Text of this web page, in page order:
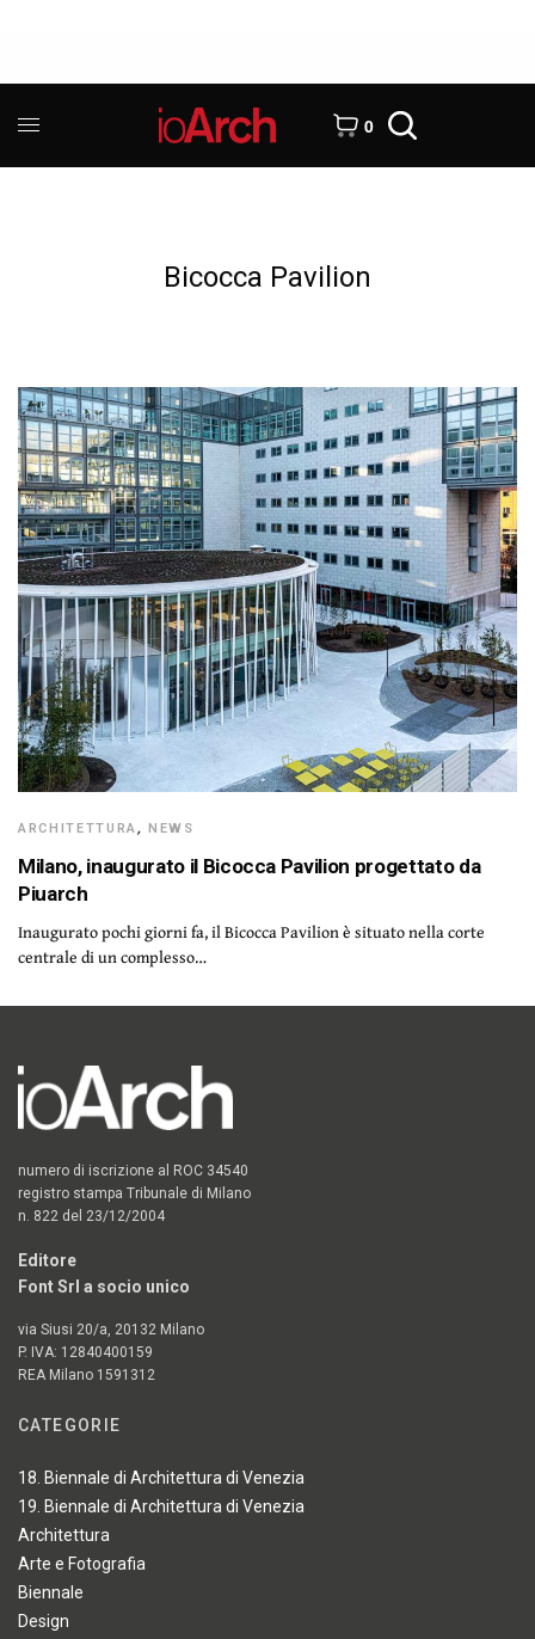
0
Bicocca Pavilion
ARCHITETTURA,NEWS
Milano, inaugurato il Bicocca Pavilion progettato da
Piuarch
Inaugurato pochi giorni fa, il Bicocca Pavilion è situato nella corte
centrale di un complesso…
numero di iscrizione al ROC 34540
registro stampa Tribunale di Milano
n. 822 del 23/12/2004
Editore
Font Srl a socio unico
via Siusi 20/a, 20132 Milano
P. IVA: 12840400159
REA Milano 1591312
CATEGORIE
18. Biennale di Architettura di Venezia
19. Biennale di Architettura di Venezia
Architettura
Arte e Fotografia
Biennale
Design